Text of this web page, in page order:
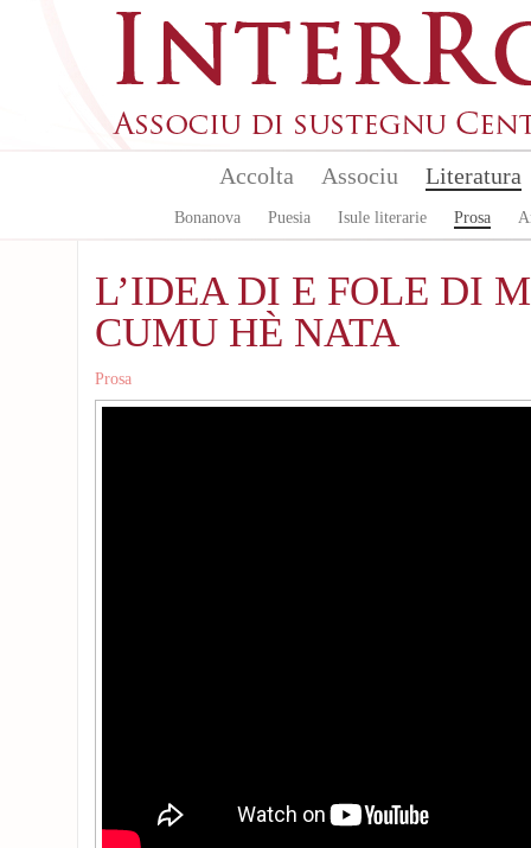
Accolta Associu Literatura
Bonanova Puesia Isule literarie Prosa
L’IDEA DI E FOLE DI
CUMU HÈ NATA
Prosa